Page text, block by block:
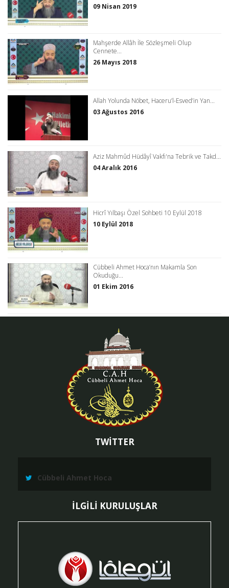
09 Nisan 2019
Mahşerde Allâh İle Sözleşmeli Olup
Cennete...
26 Mayıs 2018
Allah Yolunda Nöbet, Haceru’l-Esved’in Yan...
03 Ağustos 2016
Aziz Mahmûd Hüdâyî Vakfı'na Tebrik ve Takd...
04 Aralık 2016
Hicrî Yılbaşı Özel Sohbeti 10 Eylül 2018
10 Eylül 2018
Cübbeli Ahmet Hoca’nın Makamla Son
Okuduğu...
01 Ekim 2016
TWİTTER
Cübbeli Ahmet Hoca
İLGİLİ KURULUŞLAR